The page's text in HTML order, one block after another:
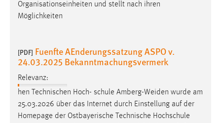
Organisationseinheiten und stellt nach ihren
Möglichkeiten
[PDF] Fuenfte AEnderungssatzung ASPO v.
24.03.2025 Bekanntmachungsvermerk
Relevanz:
hen Technischen Hoch- schule Amberg-Weiden wurde am
25.03.2026 über das Internet durch Einstellung auf der
Homepage der Ostbayerische Technische Hochschule